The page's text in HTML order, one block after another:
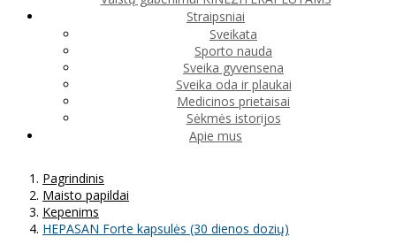
Straipsniai
Sveikata
Sporto nauda
Sveika gyvensena
Sveika oda ir plaukai
Medicinos prietaisai
Sėkmės istorijos
Apie mus
Pagrindinis
Maisto papildai
Kepenims
HEPASAN Forte kapsulės (30 dienos dozių)